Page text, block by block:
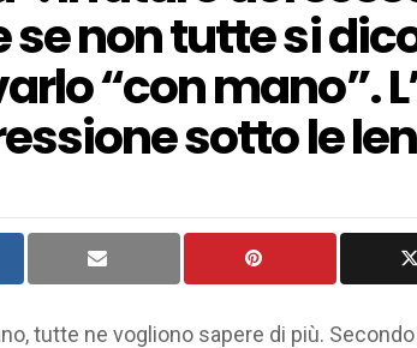
se non tutte si
“con mano”.
sotto le
tutte ne vogliono sapere di più.